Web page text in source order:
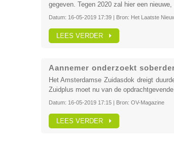
gegeven. Tegen 2020 zal hier een nieuwe,
Datum: 16-05-2019 17:39| Bron: Het Laatste
LEES VERDER
Aannemer onderzoekt
Het Amsterdamse Zuidasdok dreigt
Zuidplus moet nu van de
Datum: 16-05-2019 17:15| Bron: OV-Magazine
LEES VERDER